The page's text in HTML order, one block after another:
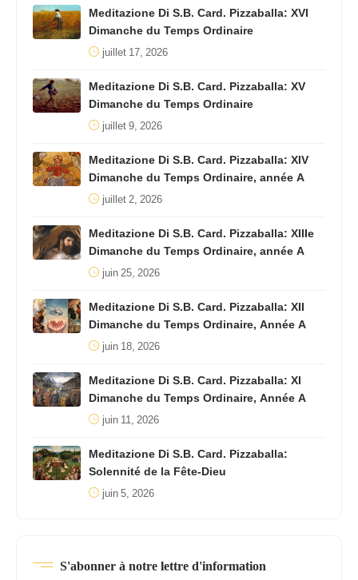
Meditazione Di S.B. Card. Pizzaballa: XVI
Dimanche du Temps Ordinaire
juillet 17, 2026
Meditazione Di S.B. Card. Pizzaballa: XV
Dimanche du Temps Ordinaire
juillet 9, 2026
Meditazione Di S.B. Card. Pizzaballa: XIV
Dimanche du Temps Ordinaire, année A
juillet 2, 2026
Meditazione Di S.B. Card. Pizzaballa: XIIIe
Dimanche du Temps Ordinaire, année A
juin 25, 2026
Meditazione Di S.B. Card. Pizzaballa: XII
Dimanche du Temps Ordinaire, Année A
juin 18, 2026
Meditazione Di S.B. Card. Pizzaballa: XI
Dimanche du Temps Ordinaire, Année A
juin 11, 2026
Meditazione Di S.B. Card. Pizzaballa:
Solennité de la Fête-Dieu
juin 5, 2026
S'abonner à notre lettre d'information